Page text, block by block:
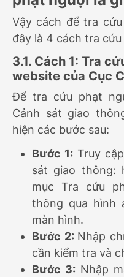
Vậy cách để tra
đây là 4 cách tra
3.1. Cách 1: Tra
website của Cục
Để tra cứu phạt
Cảnh sát giao
hiện các bước sau:
Bước 1: Truy
sát giao thông:
mục Tra cứu
thông qua hình
màn hình.
Bước 2: Nhập
cần kiểm tra và
Bước 3: Nhập